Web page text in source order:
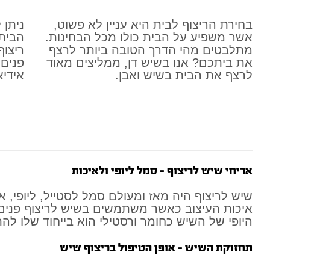
בחירת הריצוף לבית היא עניין לא פשוט,
אשר משפיע על הבית כולו מכל הבחינות.
מתלבטים מהי הדרך הטובה ביותר לרצף
את ביתכם? אנו בשיש דן, ממליצים מאוד
לרצף את הבית בשיש ואבן.
אריחי שיש לריצוף – סמל ליופי ולאיכות
שיש לריצוף היה מאז ומעולם סמל לסטייל, ליופי,
איכות העיצוב כאשר משתמשים בשיש לריצוף
היופי של השיש כחומר ורסטילי הוא בייחוד שלו
תחזוקת השיש – אופן הטיפול בריצוף שיש